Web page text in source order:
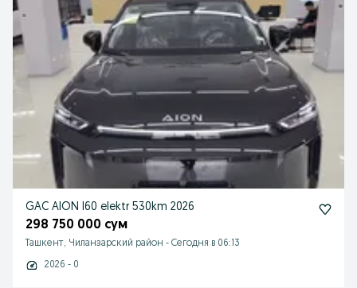
GAC AION I60 elektr 530km 2026
298 750 000 сум
Ташкент, Чиланзарский район - Сегодня в 06:13
2026 - 0